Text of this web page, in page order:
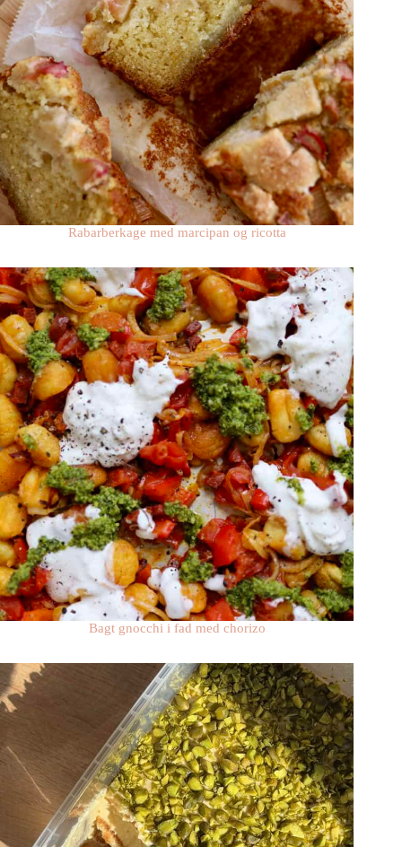
Rabarberkage med marcipan og ricotta
Bagt gnocchi i fad med chorizo